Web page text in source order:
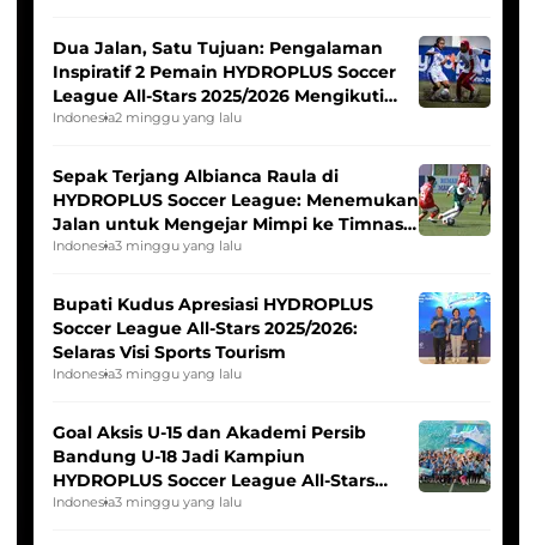
Dua Jalan, Satu Tujuan: Pengalaman
Inspiratif 2 Pemain HYDROPLUS Soccer
League All-Stars 2025/2026 Mengikuti
Seleksi Timnas Indonesia Putri
Indonesia2 minggu yang lalu
Sepak Terjang Albianca Raula di
HYDROPLUS Soccer League: Menemukan
Jalan untuk Mengejar Mimpi ke Timnas
Indonesia Putri
Indonesia3 minggu yang lalu
Bupati Kudus Apresiasi HYDROPLUS
Soccer League All-Stars 2025/2026:
Selaras Visi Sports Tourism
Indonesia3 minggu yang lalu
Goal Aksis U-15 dan Akademi Persib
Bandung U-18 Jadi Kampiun
HYDROPLUS Soccer League All-Stars
2025/2026
Indonesia3 minggu yang lalu